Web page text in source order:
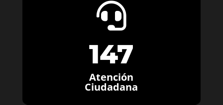

147
Atención
Ciudadana